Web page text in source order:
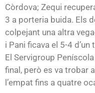
Còrdova; Zequi
3 a porteria buida. Els
colpejant una altra
i Pani ficava el 5-4 d’un
El Servigroup
final, però es va trobar
l’empat fins a quatre